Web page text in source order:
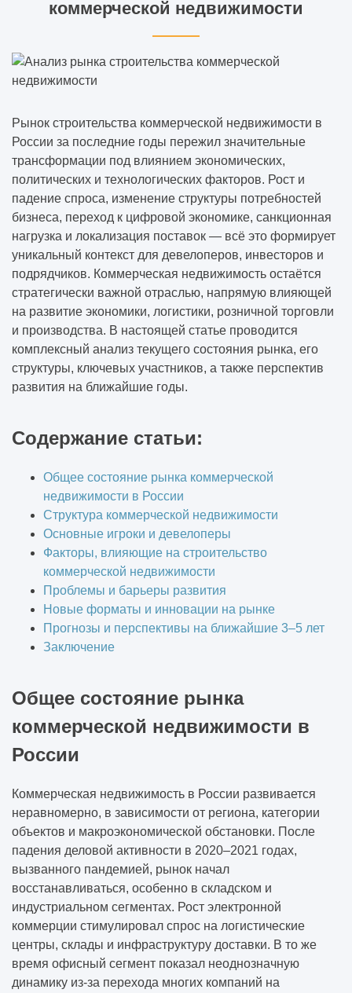
коммерческой недвижимости
Рынок строительства коммерческой недвижимости в
России за последние годы пережил значительные
трансформации под влиянием экономических,
политических и технологических факторов. Рост и
падение спроса, изменение структуры потребностей
бизнеса, переход к цифровой экономике, санкционная
нагрузка и локализация поставок — всё это формирует
уникальный контекст для девелоперов, инвесторов и
подрядчиков. Коммерческая недвижимость остаётся
стратегически важной отраслью, напрямую влияющей
на развитие экономики, логистики, розничной торговли
и производства. В настоящей статье проводится
комплексный анализ текущего состояния рынка, его
структуры, ключевых участников, а также перспектив
развития на ближайшие годы.
Содержание статьи:
Общее состояние рынка коммерческой
недвижимости в России
Структура коммерческой недвижимости
Основные игроки и девелоперы
Факторы, влияющие на строительство
коммерческой недвижимости
Проблемы и барьеры развития
Новые форматы и инновации на рынке
Прогнозы и перспективы на ближайшие 3–5 лет
Заключение
Общее состояние рынка
коммерческой недвижимости в
России
Коммерческая недвижимость в России развивается
неравномерно, в зависимости от региона, категории
объектов и макроэкономической обстановки. После
падения деловой активности в 2020–2021 годах,
вызванного пандемией, рынок начал
восстанавливаться, особенно в складском и
индустриальном сегментах. Рост электронной
коммерции стимулировал спрос на логистические
центры, склады и инфраструктуру доставки. В то же
время офисный сегмент показал неоднозначную
динамику из-за перехода многих компаний на
решений без потери качества
подписания договора (чек-лист)
изменить весь объект
Какие решения нельзя отменить после
начала строительства
Как заказчик сам создаёт перерасход, а
потом винит подрядчика